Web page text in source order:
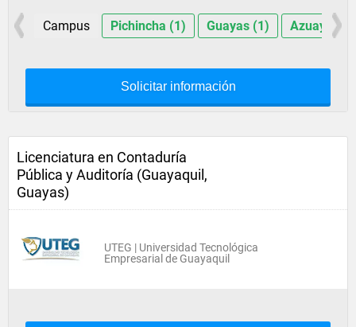
Campus Pichincha (1) Guayas (1) Azuay (1)
Solicitar información
Licenciatura en Contaduría
Pública y Auditoría (Guayaquil,
Guayas)
UTEG | Universidad Tecnológica
Empresarial de Guayaquil